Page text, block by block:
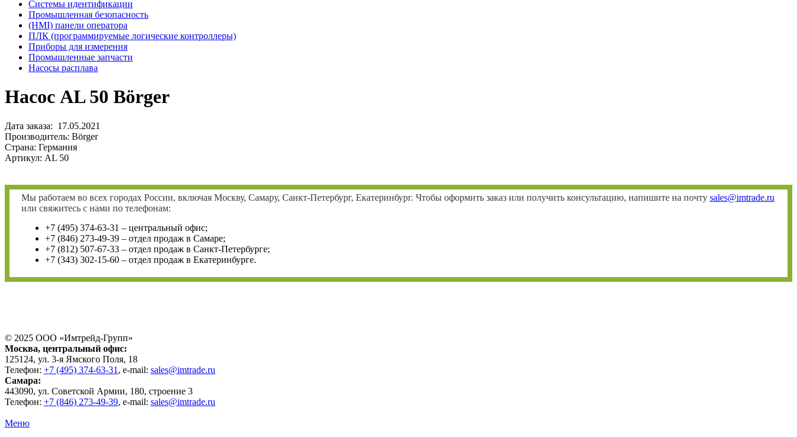
Системы идентификации
Промышленная безопасность
(HMI) панели оператора
ПЛК (программируемые логические контроллеры)
Приборы для измерения
Промышленные запчасти
Насосы расплава
Насос AL 50 Börger
Дата заказа: 17.05.2021
Производитель: Börger
Страна: Германия
Артикул: AL 50
Мы работаем во всех городах России, включая Москву, Самару, Санкт-Петербург, Екатеринбург. Чтобы оформить заказ или получить консультацию, напишите на почту sales@imtrade.ru
или свяжитесь с нами по телефонам:
+7 (495) 374-63-31 – центральный офис;
+7 (846) 273-49-39 – отдел продаж в Самаре;
+7 (812) 507-67-33 – отдел продаж в Санкт-Петербурге;
+7 (343) 302-15-60 – отдел продаж в Екатеринбурге.
© 2025 ООО «Имтрейд-Групп»
Москва, центральный офис:
125124, ул. 3-я Ямского Поля, 18
Телефон: +7 (495) 374-63-31 , e-mail: sales@imtrade.ru
Самара:
443090, ул. Советской Армии, 180, строение 3
Телефон: +7 (846) 273-49-39, e-mail: sales@imtrade.ru
Меню